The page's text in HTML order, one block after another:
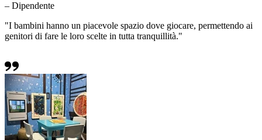
– Dipendente
"I bambini hanno un piacevole spazio dove giocare, permettendo ai
genitori di fare le loro scelte in tutta tranquillità."